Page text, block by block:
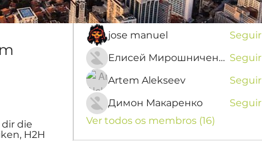
dir die
H2H
Anna Favorskaya
Seguir
jose manuel
Seguir
Елисей Мирошниченко Seguir
Artem Alekseev
Seguir
Димон Макаренко
Seguir
Ver todos os membros (16)